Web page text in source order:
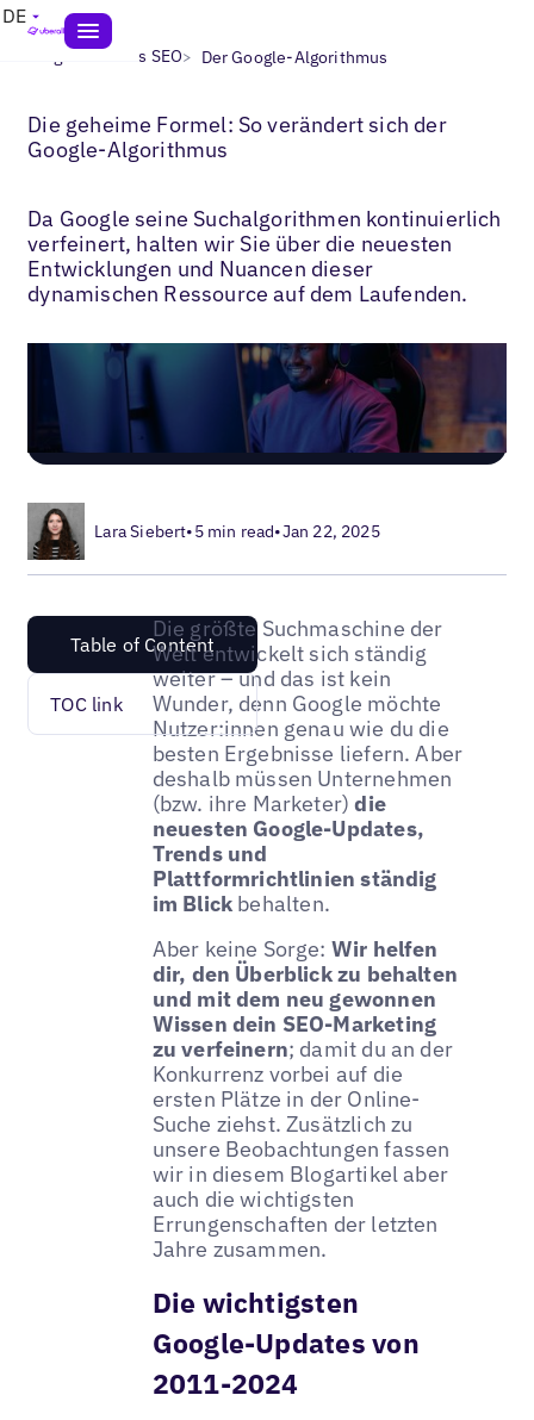
DE
Blogs> Lokales SEO> Der Google-Algorithmus
Die geheime Formel: So verändert sich der
Google-Algorithmus
Da Google seine Suchalgorithmen kontinuierlich
verfeinert, halten wir Sie über die neuesten
Entwicklungen und Nuancen dieser
dynamischen Ressource auf dem Laufenden.
Lara Siebert•5 min read•Jan 22, 2025
Table of Content
TOC link
Die größte Suchmaschine der
Welt entwickelt sich ständig
weiter – und das ist kein
Wunder, denn Google möchte
Nutzer:innen genau wie du die
besten Ergebnisse liefern. Aber
deshalb müssen Unternehmen
(bzw. ihre Marketer)die
neuesten Google-Updates,
Trends und
Plattformrichtlinien ständig
im Blick behalten.
Aber keine Sorge: Wir helfen
dir, den Überblick zu behalten
und mit dem neu gewonnen
Wissen dein SEO-Marketing
zu verfeinern; damit du an der
Konkurrenz vorbei auf die
ersten Plätze in der Online-
Suche ziehst. Zusätzlich zu
unsere Beobachtungen fassen
wir in diesem Blogartikel aber
auch die wichtigsten
Errungenschaften der letzten
Jahre zusammen.
Die wichtigsten
Google-Updates von
2011-2024